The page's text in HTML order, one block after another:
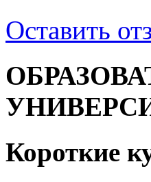
Оставить
Короткие